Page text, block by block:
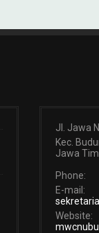
Jl. Jawa
Kec.
Jawa
Phone:
E-mail:
Website: